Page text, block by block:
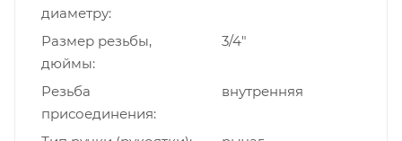
диаметру
Размер резьбы,
дюймы
3/4"
Резьба
присоединения
внутренняя